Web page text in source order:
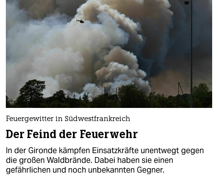
Feuergewitter in Südwestfrankreich
Der Feind der Feuerwehr
In der Gironde kämpfen Einsatzkräfte unentwegt gegen
die großen Waldbrände. Dabei haben sie einen
gefährlichen und noch unbekannten Gegner.